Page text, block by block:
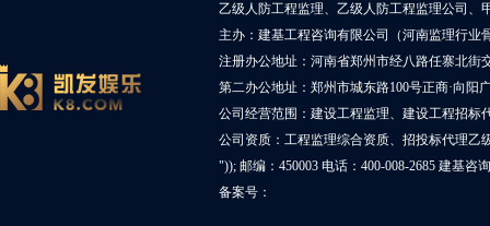
乙级人防工程监理、乙级人防工程监理公司、
主办：建基工程咨询有限公司（河南监理行业
注册办公地址：河南省郑州市经八路任寨北街
第二办公地址：郑州市城东路100号正商·向阳
公司经营范围：建设工程监理、建设工程招标
公司资质：工程监理综合资质、招投标代理乙
")); 邮编：450003 电话：400-008-2685 建基咨
备案号：